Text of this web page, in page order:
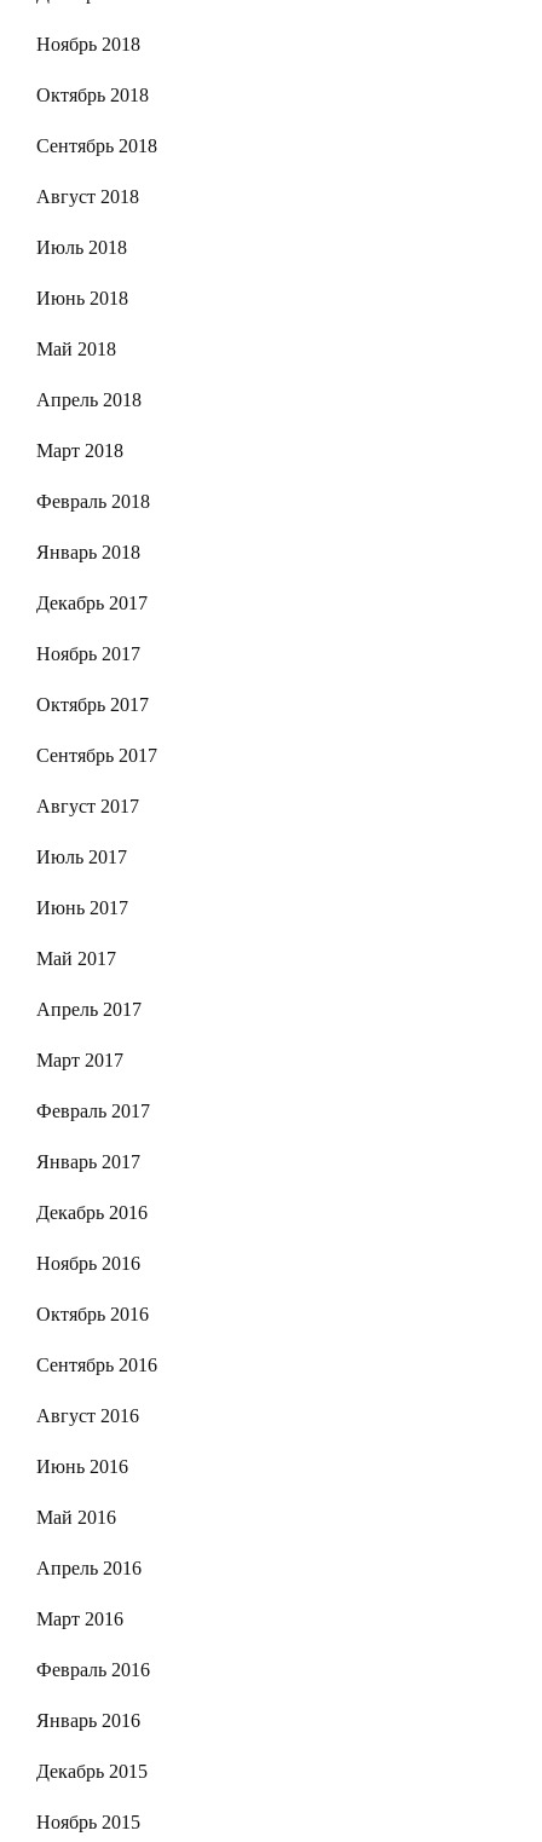
Ноябрь 2018
Октябрь 2018
Сентябрь 2018
Август 2018
Июль 2018
Июнь 2018
Май 2018
Апрель 2018
Март 2018
Февраль 2018
Январь 2018
Декабрь 2017
Ноябрь 2017
Октябрь 2017
Сентябрь 2017
Август 2017
Июль 2017
Июнь 2017
Май 2017
Апрель 2017
Март 2017
Февраль 2017
Январь 2017
Декабрь 2016
Ноябрь 2016
Октябрь 2016
Сентябрь 2016
Август 2016
Июнь 2016
Май 2016
Апрель 2016
Март 2016
Февраль 2016
Январь 2016
Декабрь 2015
Ноябрь 2015